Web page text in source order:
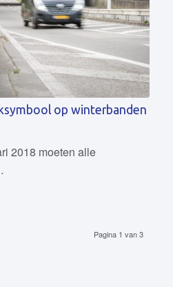
op winterbanden
2018 moeten alle
Pagina 1 van 3